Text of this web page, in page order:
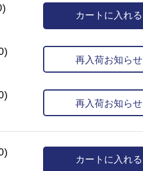
カートに入れる
再入荷お知らせ
再入荷お知らせ
カートに入れる